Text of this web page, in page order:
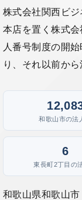
株式会社関西ビ
本店を置く株式
人番号制度の開
り、それ以前か
和歌山市の法
6
東長町2丁目の
和歌山県和歌山